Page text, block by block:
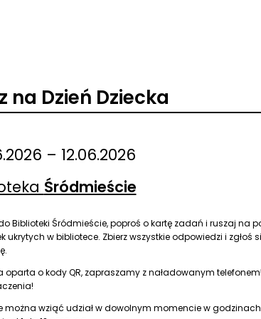
na Dzień Dziecka
– 12.06.2026
Śródmieście
Biblioteki Śródmieście, poproś o kartę zadań i ruszaj na
ukrytych w bibliotece. Zbierz wszystkie odpowiedzi i zgłoś
oparta o kody QR, zapraszamy z naładowanym telefonem!
można wziąć udział w dowolnym momencie w